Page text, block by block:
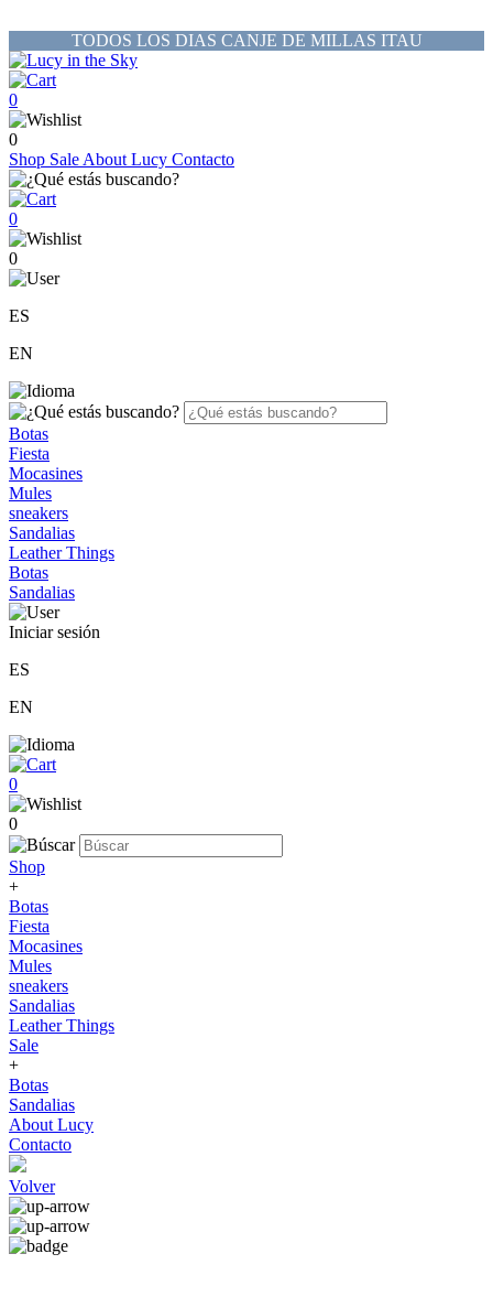
TODOS LOS DIAS CANJE DE MILLAS ITAU
0
0
Shop Sale About Lucy Contacto
0
0
ES
EN
Botas
Fiesta
Mocasines
Mules
sneakers
Sandalias
Leather Things
Botas
Sandalias
Iniciar sesión
ES
EN
0
0
Shop
+
Botas
Fiesta
Mocasines
Mules
sneakers
Sandalias
Leather Things
Sale
+
Botas
Sandalias
About Lucy
Contacto
Volver